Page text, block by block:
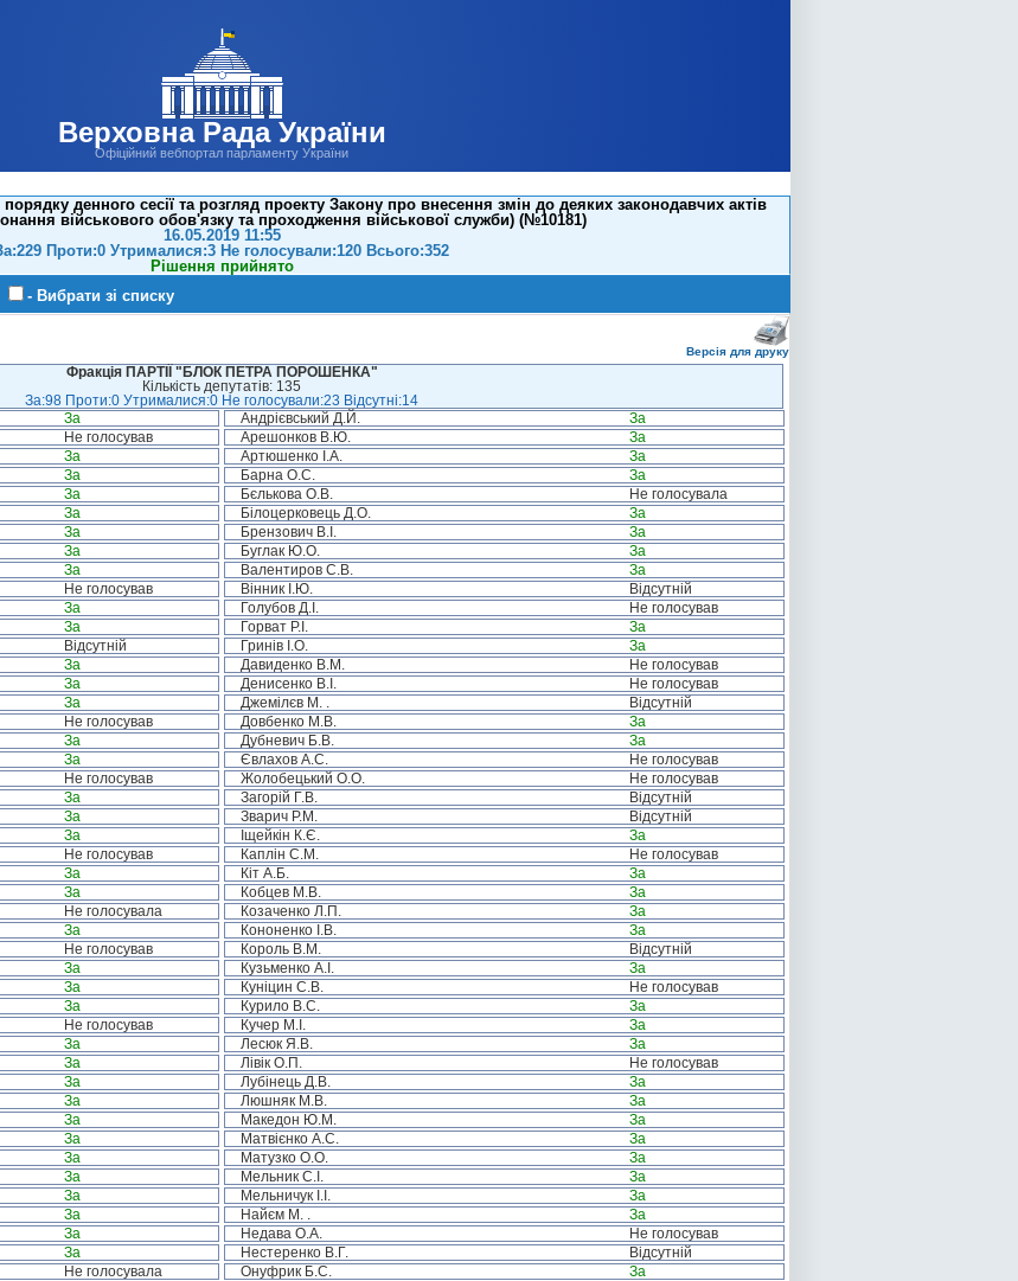
Верховна Рада України
Офіційний вебпортал парламенту України
денного сесії та розгляд проекту Закону про внесення змін до деяких законодавчих актів
військового обов'язку та проходження військової служби) (№10181)
16.05.2019 11:55
Проти:0 Утрималися:3 Не голосували:120 Всього:352
Рішення прийнято
- Вибрати зі списку
Версія для друку
Фракція ПАРТІЇ "БЛОК ПЕТРА ПОРОШЕНКА"
Кількість депутатів: 135
За:98 Проти:0 Утрималися:0 Не голосували:23 Відсутні:14
За Андрієвський Д.Й.
За
Не голосував Арешонков В.Ю.
За
За Артюшенко І.А.
За
За Барна О.С.
За
За Бєлькова О.В.
Не голосувала
За Білоцерковець Д.О.
За
За Брензович В.І.
За
За Буглак Ю.О.
За
За Валентиров С.В.
За
Не голосував Вінник І.Ю.
Відсутній
За Голубов Д.І.
Не голосував
За Горват Р.І.
За
Відсутній Гринів І.О.
За
За Давиденко В.М.
Не голосував
За Денисенко В.І.
Не голосував
За Джемілєв М. .
Відсутній
Не голосував Довбенко М.В.
За
За Дубневич Б.В.
За
За Євлахов А.С.
Не голосував
Не голосував Жолобецький О.О.
Не голосував
За Загорій Г.В.
Відсутній
За Зварич Р.М.
Відсутній
За Іщейкін К.Є.
За
Не голосував Каплін С.М.
Не голосував
За Кіт А.Б.
За
За Кобцев М.В.
За
Не голосувала Козаченко Л.П.
За
За Кононенко І.В.
За
Не голосував Король В.М.
Відсутній
За Кузьменко А.І.
За
За Куніцин С.В.
Не голосував
За Курило В.С.
За
Не голосував Кучер М.І.
За
За Лесюк Я.В.
За
За Лівік О.П.
Не голосував
За Лубінець Д.В.
За
За Люшняк М.В.
За
За Македон Ю.М.
За
За Матвієнко А.С.
За
За Матузко О.О.
За
За Мельник С.І.
За
За Мельничук І.І.
За
За Найєм М. .
За
За Недава О.А.
Не голосував
За Нестеренко В.Г.
Відсутній
Не голосувала Онуфрик Б.С.
За